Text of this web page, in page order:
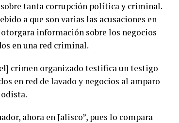
tanta corrupción política y criminal.
a que son varias las acusaciones en
información sobre los negocios
en una red criminal.
crimen organizado testifica un testigo
en red de lavado y negocios al amparo
ahora en Jalisco”, pues lo compara